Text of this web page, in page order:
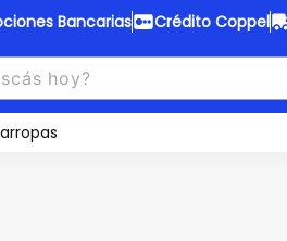
Bancarias Crédito Coppel
Coppel
fijas en ropa y 12 en